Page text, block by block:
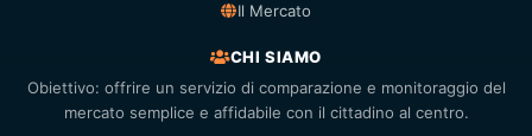
Il Mercato
CHI SIAMO
Obiettivo: offrire un servizio di comparazione e monitoraggio del
mercato semplice e affidabile con il cittadino al centro.